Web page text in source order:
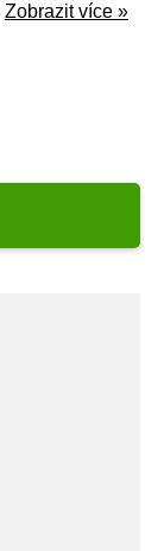
Zobrazit více »